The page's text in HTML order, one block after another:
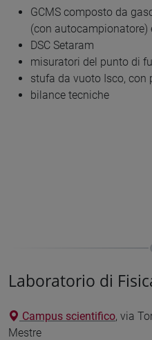
GCMS composto da
(con autocampionatore)
DSC Setaram
misuratori del punto di
stufa da vuoto Isco, con
bilance tecniche
Laboratorio di
Campus scientifico, via
Mestre